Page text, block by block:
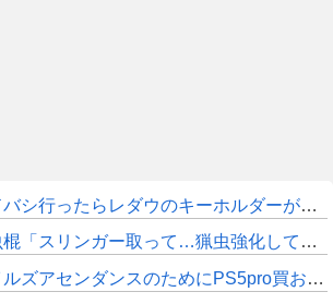
ったらレダウのキーホルダーが100円で売ってて草
ー取って…猟虫強化して…エキス取って… よし、戦うぞ」←これ
ンスのためにPS5pro買おうとしたら転売価格ばかりじゃねーか